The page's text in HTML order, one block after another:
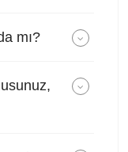
mı?